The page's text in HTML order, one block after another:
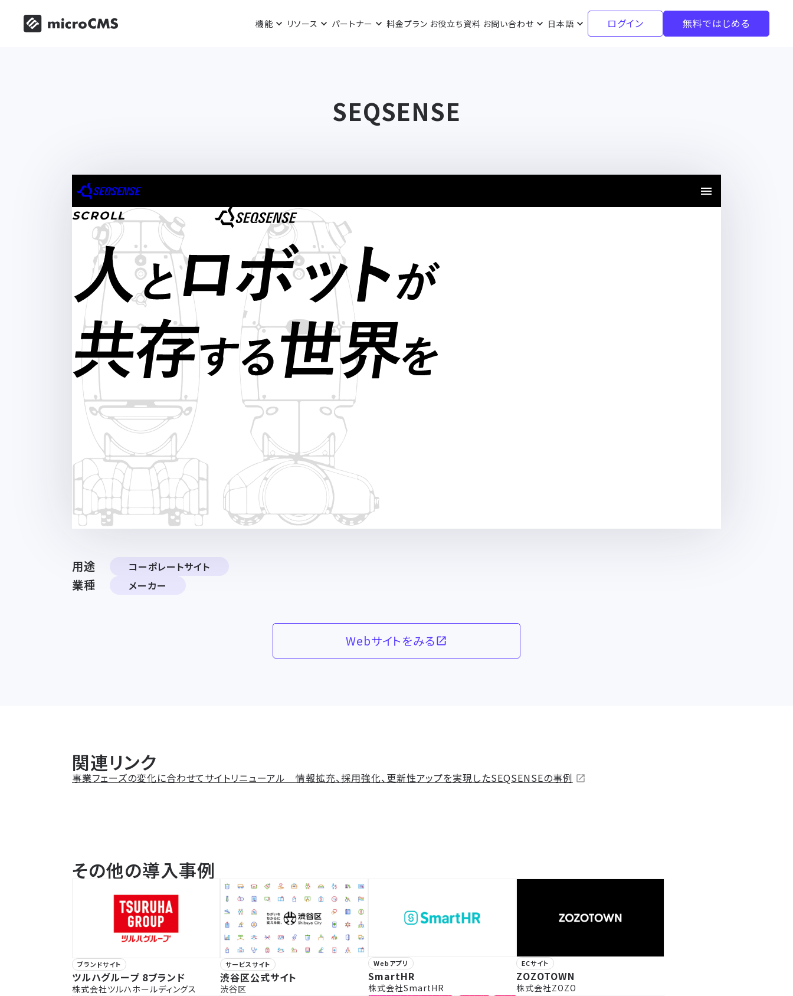
機能 リソース パートナー 料金プラン お役立ち資料 お問い合わせ 日本語 無料ではじめる
ログイン
SEQSENSE
用途 コーポレートサイト
業種 メーカー
Webサイトをみる
関連リンク
事業フェーズの変化に合わせてサイトリニューアル 情報拡充、採用強化、更新性アップを実現したSEQSENSEの事例
その他の導入事例
ブランドサイト
ツルハグループ 8ブランド
株式会社ツルハホールディングス
サービスサイト
渋谷区公式サイト
渋谷区
Webアプリ
SmartHR
株式会社SmartHR
ECサイト
ZOZOTOWN
株式会社ZOZO